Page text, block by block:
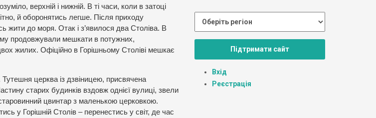
верхній і нижній. В ті часи, коли в затоці
й оборонятись легше. Після приходу
жити до моря. Отак і з’явилося два Століва. В
продовжували мешкати в потужних,
жилих. Офіційно в Горішньому Століві мешкає
церква із дзвіницею, присвячена
старих будинків вздовж однієї вулиці, звели
цвинтар з маленькою церковкою.
у Горішній Столів – перенестись у світ, де час
Підтримати сайт
Вхід
Реєстрація